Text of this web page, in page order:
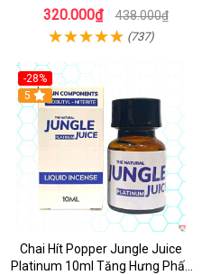
320.000₫ 438.000₫
(737)
-28%
5
Chai Hít Popper Jungle Juice
Platinum 10ml Tăng Hưng Phấn